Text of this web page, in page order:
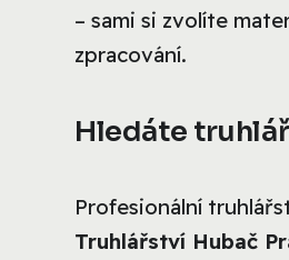
– sami si zvolíte
zpracování.
Hledáte
Profesionální
Truhlářství Hubač